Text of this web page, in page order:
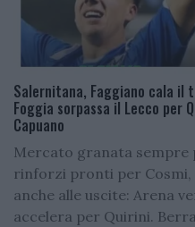
Salernitana, Faggiano cala il
Foggia sorpassa il Lecco per
Capuano
Mercato granata sempre
rinforzi pronti per Cosmi,
anche alle uscite: Arena
accelera per Quirini.